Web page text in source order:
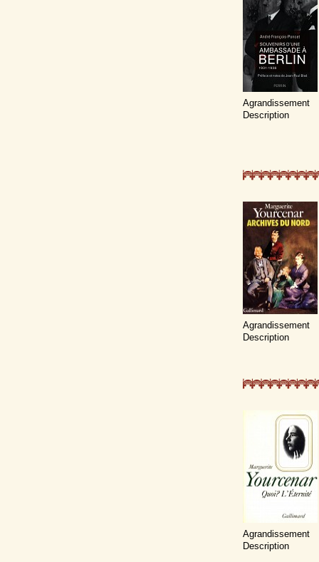
Agrandissement
Description
Agrandissement
Description
Agrandissement
Description